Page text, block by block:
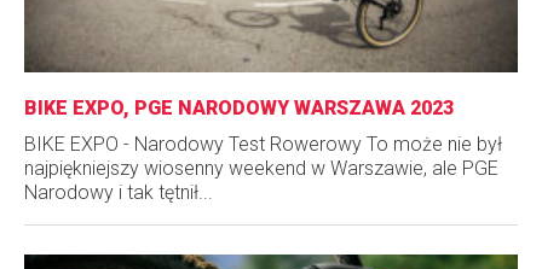
BIKE EXPO, PGE NARODOWY WARSZAWA 2023
BIKE EXPO - Narodowy Test Rowerowy To może nie był
najpiękniejszy wiosenny weekend w Warszawie, ale PGE
Narodowy i tak tętnił...